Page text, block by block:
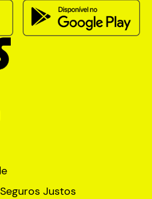
Justos